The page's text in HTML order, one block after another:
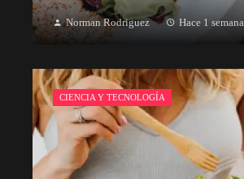
Norman Rodriguez Hace 1 semana
CIENCIA Y TECNOLOGÍA